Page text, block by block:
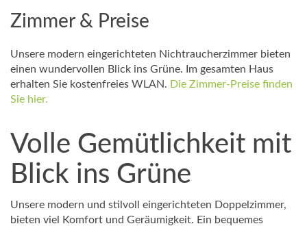
Zimmer & Preise
Unsere modern eingerichteten Nichtraucherzimmer bieten
einen wundervollen Blick ins Grüne. Im gesamten Haus
erhalten Sie kostenfreies WLAN. Die Zimmer-Preise finden
Sie hier.
Volle Gemütlichkeit mit
Blick ins Grüne
Unsere modern und stilvoll eingerichteten Doppelzimmer,
bieten viel Komfort und Geräumigkeit. Ein bequemes